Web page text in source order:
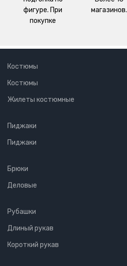
фигуре. При
покупке
магазинов.
Костюмы
Костюмы
Жилеты костюмные
Пиджаки
Пиджаки
Брюки
Деловые
Рубашки
Длиный рукав
Короткий рукав